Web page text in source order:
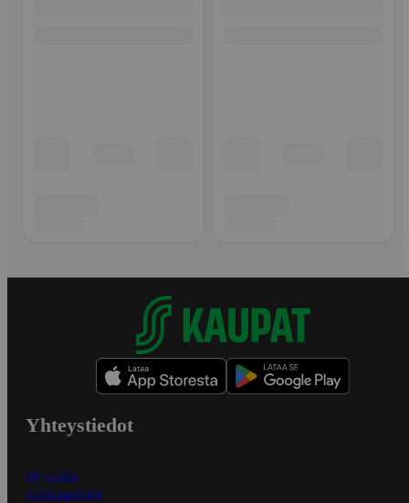
Yhteystiedot
Myymälät
Asiakaspalvelu